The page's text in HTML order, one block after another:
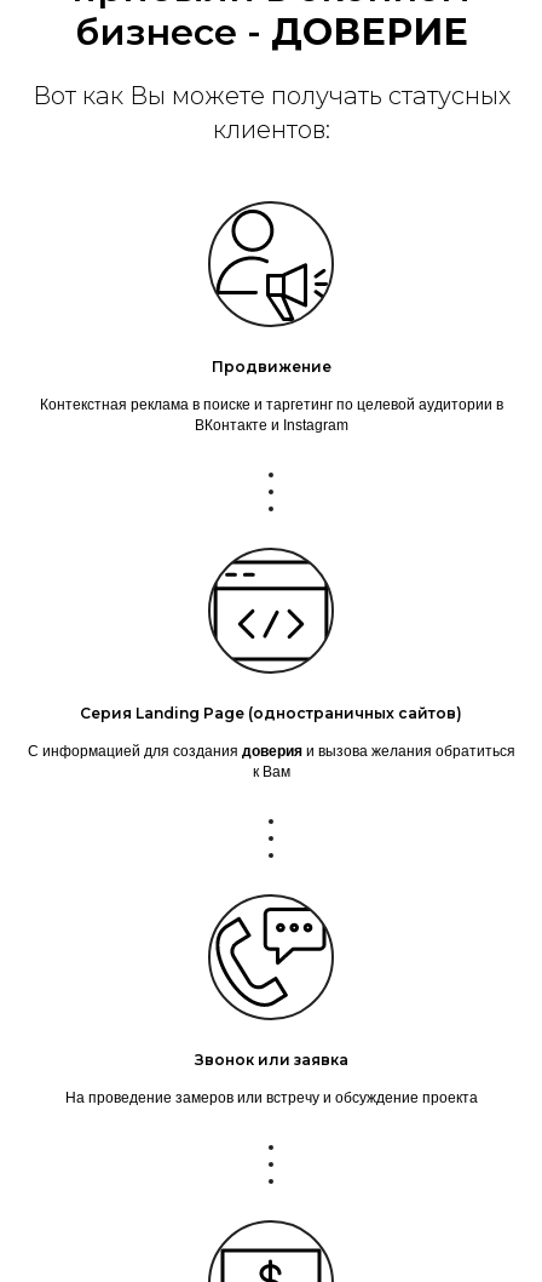
бизнесе - ДОВЕРИЕ
Вот как Вы можете получать статусных
клиентов:
Продвижение
Контекстная реклама в поиске и таргетинг по целевой аудитории в
ВКонтакте и Instagram
Серия Landing Page (одностраничных сайтов)
С информацией для создания доверия и вызова желания обратиться
к Вам
Звонок или заявка
На проведение замеров или встречу и обсуждение проекта